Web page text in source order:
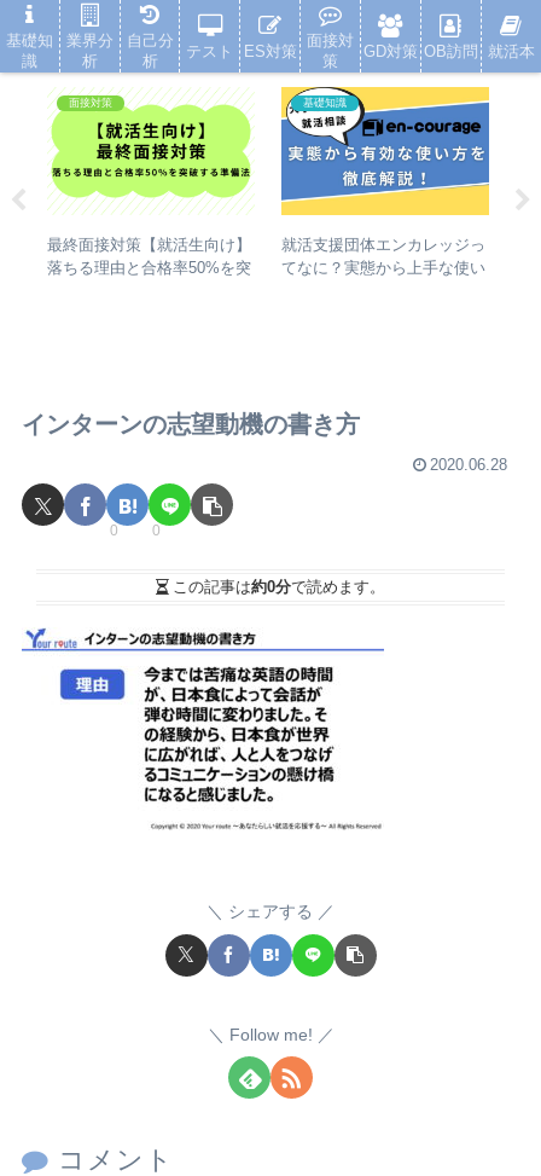
就活浪人した経験が、キャリアを変えた
面接対策
最終面接対策【就活生向け】
落ちる理由と合格率50%を突
基礎知識
就活支援団体エンカレッジっ
てなに？実態から上手な使い
インターンの志望動機の書き方
2020.06.28
0 0
この記事は約0分で読めます。
シェアする
Follow me!
コメント
基礎知
識
業界分
析
自己分
析
テスト ES対策
面接対
策
GD対策 OB訪問 就活本